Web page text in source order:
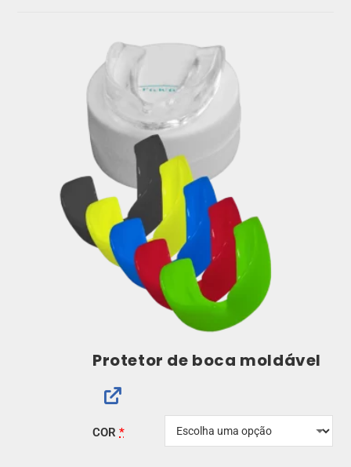
Protetor de boca moldável
COR*